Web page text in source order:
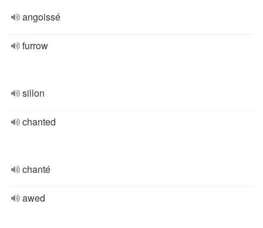
angoissé
furrow
sillon
chanted
chanté
awed